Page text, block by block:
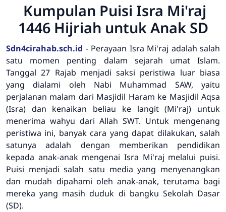
Kumpulan Puisi Isra Mi'raj
1446 Hijriah untuk Anak SD
Sdn4cirahab.sch.id - Perayaan Isra Mi'raj adalah salah
satu momen penting dalam sejarah umat Islam.
Tanggal 27 Rajab menjadi saksi peristiwa luar biasa
yang dialami oleh Nabi Muhammad SAW, yaitu
perjalanan malam dari Masjidil Haram ke Masjidil Aqsa
(Isra) dan kenaikan beliau ke langit (Mi'raj) untuk
menerima wahyu dari Allah SWT. Untuk mengenang
peristiwa ini, banyak cara yang dapat dilakukan, salah
satunya adalah dengan memberikan pendidikan
kepada anak-anak mengenai Isra Mi'raj melalui puisi.
Puisi menjadi salah satu media yang menyenangkan
dan mudah dipahami oleh anak-anak, terutama bagi
mereka yang masih duduk di bangku Sekolah Dasar
(SD).